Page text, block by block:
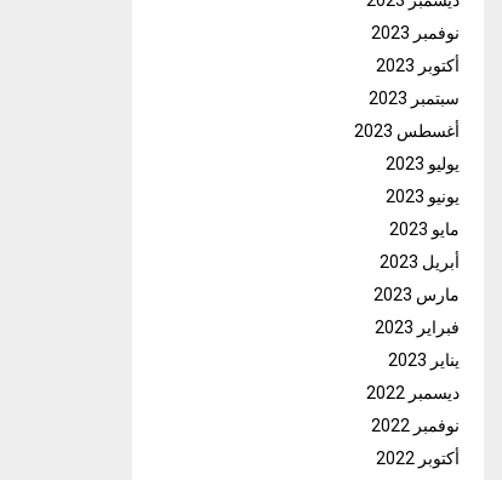
نوفمبر 2023
أكتوبر 2023
سبتمبر 2023
أغسطس 2023
يوليو 2023
يونيو 2023
مايو 2023
أبريل 2023
مارس 2023
فبراير 2023
يناير 2023
ديسمبر 2022
نوفمبر 2022
أكتوبر 2022